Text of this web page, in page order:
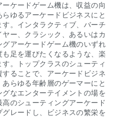
ケードゲーム機は、収益の向
ゆるアーケードビジネスにと
。インタラクティブ、バーチ
ー、クラシック、あるいはカ
アーケードゲーム機のいずれ
足を運びたくなるような、楽
。トップクラスのシューティ
ることで、アーケードビジネ
らゆる年齢層のゲーマーにと
なエンターテイメントの場を
のシューティングアーケード
レードし、ビジネスの繁栄を